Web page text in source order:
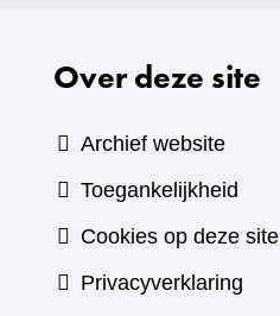
Over deze site
Archief website
Toegankelijkheid
Cookies op deze site
Privacyverklaring